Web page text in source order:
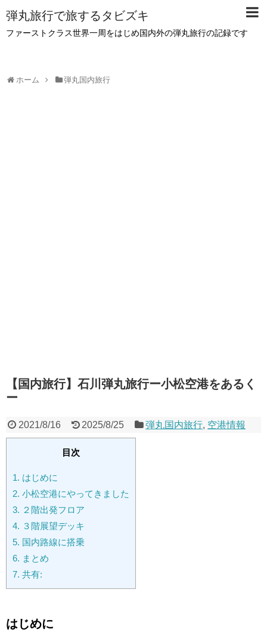
弾丸旅行で旅するタビズキ
ファーストクラス世界一周をはじめ国内外の弾丸旅行の記録です
ホーム 弾丸国内旅行
【国内旅行】石川弾丸旅行ー小松空港をあるく
ー
2021/8/16 2025/8/25 弾丸国内旅行, 空港情報
目次
1. はじめに
2. 小松空港にやってきました
3. ２階出発フロア
4. ３階展望デッキ
5. 国内路線に搭乗
6. まとめ
7. 共有:
はじめに